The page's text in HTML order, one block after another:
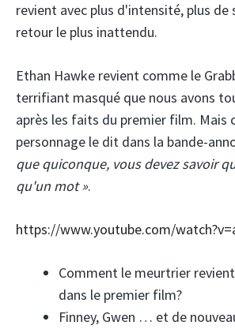
revient avec plus d'intensité, plus
retour le plus inattendu.
Ethan Hawke revient comme le
terrifiant masqué que nous avons
après les faits du premier film. Mais
personnage le dit dans la bande-
que quiconque, vous devez savoir
qu'un mot ».
https://www.youtube.com/
Comment le meurtrier
dans le premier film?
Finney, Gwen … et de